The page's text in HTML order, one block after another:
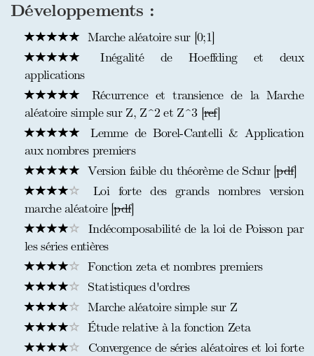
Développements :
Marche aléatoire sur [0;1]
Inégalité de Hoeffding et deux
applications
Récurrence et transience de la Marche
aléatoire simple sur Z, Z^2 et Z^3 [ref]
Lemme de Borel-Cantelli & Application
aux nombres premiers
Version faible du théorème de Schur [pdf]
Loi forte des grands nombres version
marche aléatoire [pdf]
Indécomposabilité de la loi de Poisson par
les séries entières
Fonction zeta et nombres premiers
Statistiques d'ordres
Marche aléatoire simple sur Z
Étude relative à la fonction Zeta
Convergence de séries aléatoires et loi forte